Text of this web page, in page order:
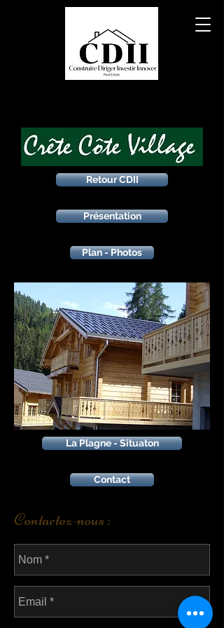
Retour CDII
Présentation
Plan - Photos
La Plagne - Situaton
Contact
Contactez-nous :